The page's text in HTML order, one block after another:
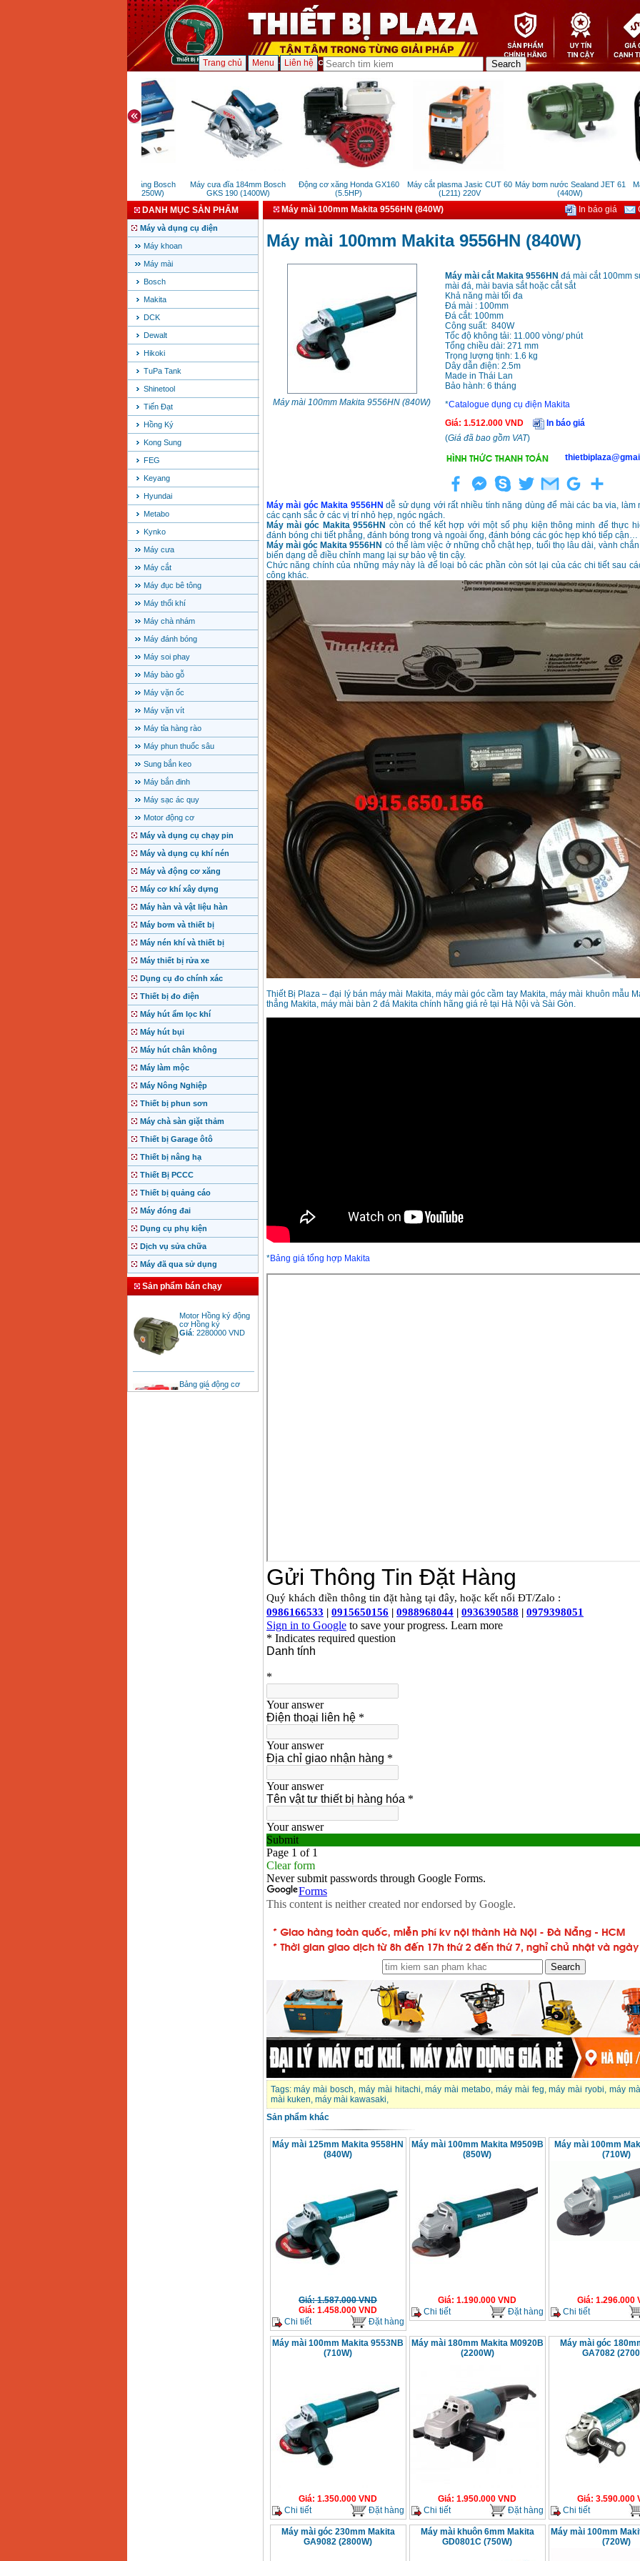
Trang chủ Menu Liên hệ
Dụng cụ cắt đa năng Bosch
GOP 250 CE (250W)
Máy cưa đĩa 184mm Bosch
GKS 190 (1400W)
Động cơ xăng Honda GX160
(5.5HP)
Máy cắt plasma Jasic CUT 60
(L211) 220V
Máy bơm nước Sealand JET 61
(440W)
DANH MỤC SẢN PHẨM
Máy và dụng cụ điện
Máy khoan
Máy mài
Bosch
Makita
DCK
Dewalt
Hikoki
TuPa Tank
Shinetool
Tiến Đạt
Hồng Ký
Kong Sung
FEG
Keyang
Hyundai
Metabo
Kynko
Máy cưa
Máy cắt
Máy đục bê tông
Máy thổi khí
Máy chà nhám
Máy đánh bóng
Máy soi phay
Máy bào gỗ
Máy vặn ốc
Máy vặn vít
Máy tỉa hàng rào
Máy phun thuốc sâu
Sung bắn keo
Máy bắn đinh
Máy sạc ác quy
Motor động cơ
Máy và dụng cụ chạy pin
Máy và dụng cụ khí nén
Máy và động cơ xăng
Máy cơ khí xây dựng
Máy hàn và vật liệu hàn
Máy bơm và thiết bị
Máy nén khí và thiết bị
Máy thiết bị rửa xe
Dụng cụ đo chính xác
Thiết bị đo điện
Máy hút ẩm lọc khí
Máy hút bụi
Máy hút chân không
Máy làm mộc
Máy Nông Nghiệp
Thiết bị phun sơn
Máy chà sàn giặt thảm
Thiết bị Garage ôtô
Thiết bị nâng hạ
Thiết Bị PCCC
Thiết bị quảng cáo
Máy đóng đai
Dụng cụ phụ kiện
Dịch vụ sửa chữa
Máy đã qua sử dụng
Sản phẩm bán chạy
cơ Hồng ký
Giá:2280000
Bảng giá động cơ
diesel đầu nổ diesel
Giá:6500000VND
Máy mài 100mm Makita 9556HN (840W) In báo giá
Máy mài 100mm Makita 9556HN (840W)
Máy mài 100mm Makita 9556HN (840W)
Máy mài cắt Makita 9556HN đá mài cắt 100mm
mài đá, mài bavia sắt hoặc cắt sắt
Khả năng mài tối đa
Đá mài : 100mm
Đá cắt: 100mm
Công suất: 840W
Tốc độ không tải: 11.000 vòng/ phút
Tổng chiều dài: 271 mm
Trọng lượng tịnh: 1.6 kg
Dây dẫn điện: 2.5m
Made in Thái Lan
Bảo hành: 6 tháng
*Catalogue dụng cụ điện Makita
Giá: 1.512.000VND
In báo giá
(Giá đã bao gồm VAT)
Máy mài góc Makita 9556HN dễ sử dụng với rất nhiều tính năng dùng để mài các ba via, làm
các cạnh sắc ở các vị trí nhỏ hẹp, ngóc ngách.
Máy mài góc Makita 9556HN còn có thể kết hợp với một số phụ kiện thông minh để thực
đánh bóng chi tiết phẳng, đánh bóng trong và ngoài ống, đánh bóng các góc hẹp khó tiếp cận…
Máy mài góc Makita 9556HN có thể làm việc ở những chỗ chật hẹp, tuổi thọ lâu dài, vành
biến dạng dễ điều chỉnh mang lại sự bảo vệ tin cậy.
Chức năng chính của những máy này là để loại bỏ các phần còn sót lại của các chi tiết sau
công khác.
Thiết Bị Plaza – đại lý bán máy mài Makita, máy mài góc cầm tay Makita, máy mài khuôn mẫu
thẳng Makita, máy mài bàn 2 đá Makita chính hãng giá rẻ tại Hà Nội và Sài Gòn.
*Bảng giá tổng hợp Makita
Tags:máy mài bosch, máy mài hitachi,máy mài metabo, máy mài feg,máy mài ryobi, máy
mài kuken, máy mài kawasaki,
Sản phẩm khác
Máy mài 125mm Makita 9558HN
(840W)
Giá:1.587.000VND
Giá: 1.458.000 VND
Chi tiết
Đặt hàng
Máy mài 100mm Makita M9509B
(850W)
Giá: 1.190.000 VND
Chi tiết
Đặt hàng
Máy mài 100mm
(710W)
Giá: 1.296.000
Chi tiết
Máy mài 100mm Makita 9553NB
(710W)
Giá: 1.350.000 VND
Chi tiết
Đặt hàng
Máy mài 180mm Makita M0920B
(2200W)
Giá: 1.950.000 VND
Chi tiết
Đặt hàng
Máy mài góc
GA7082
Giá: 3.590.000
Chi tiết
Máy mài góc 230mm Makita
GA9082 (2800W)
Máy mài khuôn 6mm Makita
GD0801C (750W)
Máy mài 100mm
(720W)